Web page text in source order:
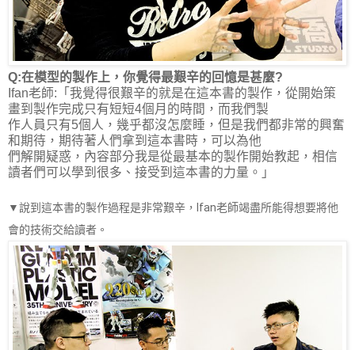
Q:在模型的製作上，你覺得最艱辛的回憶是甚麼?
Ifan老師:「我覺得很艱辛的就是在這本書的製作，從開始策
畫到製作完成只有短短4個月的時間，而我們製
作人員只有5個人，幾乎都沒怎麼睡，但是我們都非常的興奮
和期待，期待著人們拿到這本書時，可以為他
們解開疑惑，內容部分我是從最基本的製作開始教起，相信
讀者們可以學到很多、接受到這本書的力量。」
▼說到這本書的製作過程是非常艱辛，Ifan老師竭盡所能得想要將他
會的技術交給讀者。